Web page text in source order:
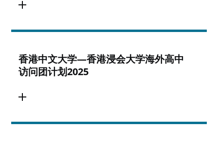
香港中文大学—香港浸会大学海外高中
访问团计划2025